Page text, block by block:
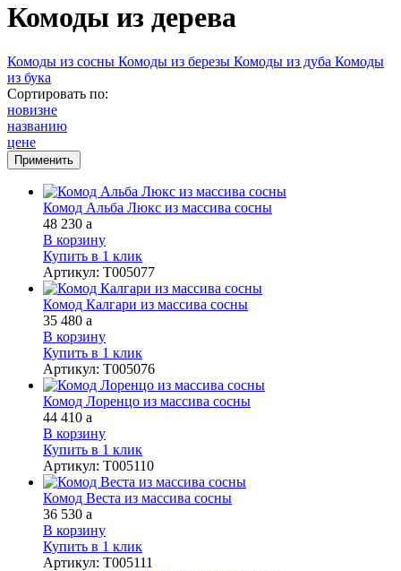
Комоды из дерева
Комоды из сосны Комоды из березы Комоды из дуба Комоды
из бука
Сортировать по:
новизне
названию
цене
Комод Альба Люкс из массива сосны
48 230 a
В корзину
Купить в 1 клик
Артикул: Т005077
Комод Калгари из массива сосны
35 480 a
В корзину
Купить в 1 клик
Артикул: Т005076
Комод Лоренцо из массива сосны
44 410 a
В корзину
Купить в 1 клик
Артикул: Т005110
Комод Веста из массива сосны
36 530 a
В корзину
Купить в 1 клик
Артикул: Т005111